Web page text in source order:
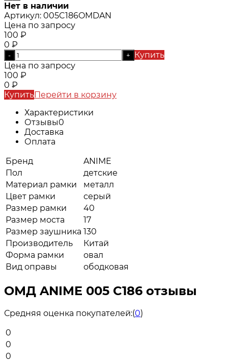
Нет в наличии
Артикул: 005C186OMDAN
Цена по запросу
100 ₽
0 ₽
- +
Купить
Цена по запросу
100 ₽
0 ₽
КупитьПерейти в корзину
Характеристики
Отзывы0
Доставка
Оплата
Бренд
ANIME
Пол
детские
Материал рамки
металл
Цвет рамки
серый
Размер рамки
40
Размер моста
17
Размер заушника 130
Производитель
Китай
Форма рамки
овал
Вид оправы
ободковая
ОМД ANIME 005 C186 отзывы
Средняя оценка покупателей:(0)
0
0
0